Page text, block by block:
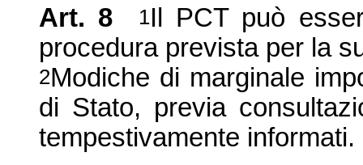
Art. 8
1Il PCT può
procedura prevista per la
2Modiche di marginale
di Stato, previa
tempestivamente informati.